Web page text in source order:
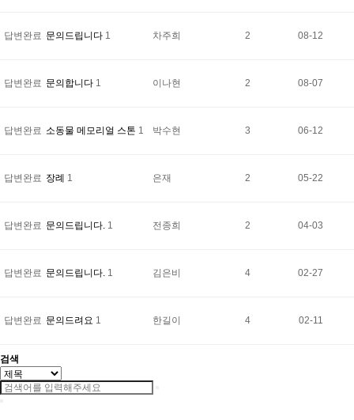
답변완료 문의드립니다 1 차주희 2 08-12
답변완료 문의합니다 1 이나현 2 08-07
답변완료 소동물 메모리얼 스톤 1 박수현 3 06-12
답변완료 장례 1 은재 2 05-22
답변완료 문의드립니다. 1 전종희 2 04-03
답변완료 문의드립니다. 1 김은비 4 02-27
답변완료 문의드려요 1 한길이 4 02-11
검색